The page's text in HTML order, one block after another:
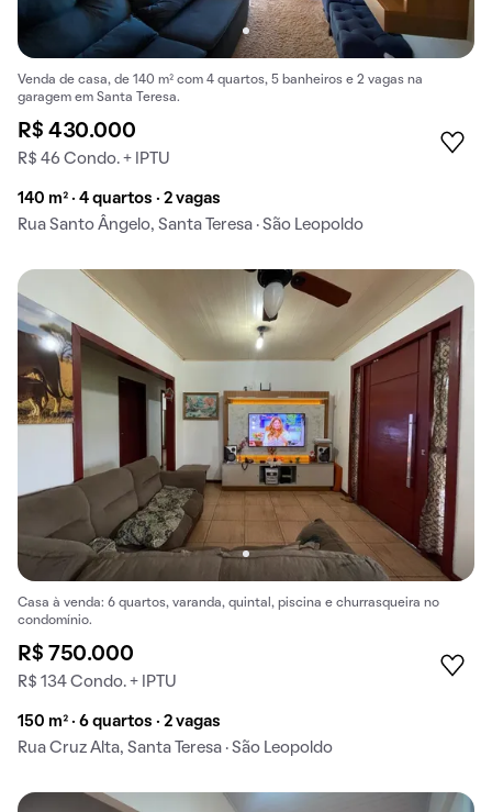
Venda de casa, de 140 m² com 4 quartos, 5 banheiros e 2 vagas na
garagem em Santa Teresa.
R$ 430.000
R$ 46 Condo. + IPTU
140 m² · 4 quartos · 2 vagas
Rua Santo Ângelo, Santa Teresa · São Leopoldo
Casa à venda: 6 quartos, varanda, quintal, piscina e churrasqueira no
condomínio.
R$ 750.000
R$ 134 Condo. + IPTU
150 m² · 6 quartos · 2 vagas
Rua Cruz Alta, Santa Teresa · São Leopoldo